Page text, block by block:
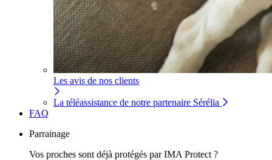
Les avis de nos clients
La téléassistance de notre partenaire Sérélia
FAQ
Parrainage
Vos proches sont déjà protégés par IMA Protect ?